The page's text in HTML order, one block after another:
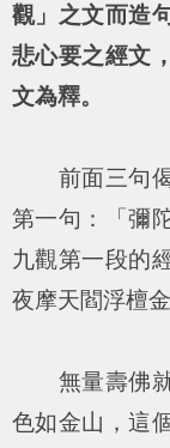
觀」之文而造
悲心要之經文
文為釋。
前面三句偈
第一句：「彌
九觀第一段的
夜摩天閻浮檀
無量壽佛就
色如金山，這